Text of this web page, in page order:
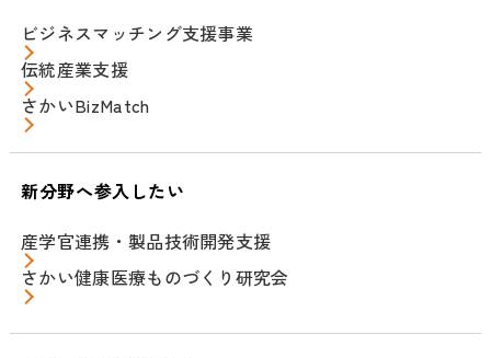
ビジネスマッチング支援事業
伝統産業支援
さかいBizMatch
新分野へ参入したい
産学官連携・製品技術開発支援
さかい健康医療ものづくり研究会